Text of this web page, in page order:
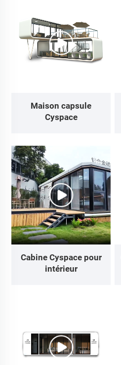
Maison capsule
Cyspace
Cabine Cyspace pour
intérieur